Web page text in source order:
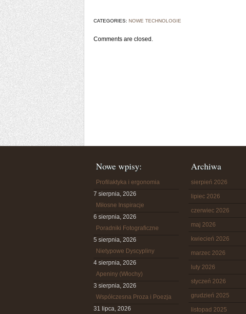
CATEGORIES: NOWE TECHNOLOGIE
Comments are closed.
Nowe wpisy:
Profilaktyka i ergonomia
7 sierpnia, 2026
Miłosne Inspiracje
6 sierpnia, 2026
Poradniki Fotograficzne
5 sierpnia, 2026
Nietypowe Dyscypliny
4 sierpnia, 2026
Apeniny (Włochy)
3 sierpnia, 2026
Współczesna Proza i Poezja
31 lipca, 2026
Archiwa
sierpień 2026
lipiec 2026
czerwiec 2026
maj 2026
kwiecień 2026
marzec 2026
luty 2026
styczeń 2026
grudzień 2025
listopad 2025